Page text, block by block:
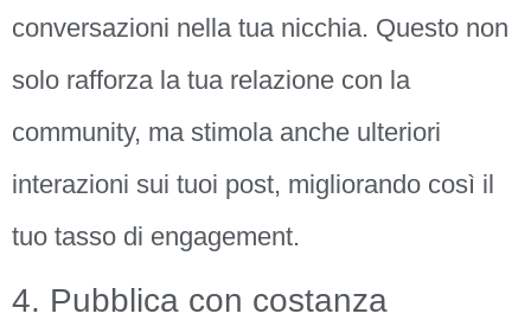
conversazioni nella tua nicchia. Questo non
solo rafforza la tua relazione con la
community, ma stimola anche ulteriori
interazioni sui tuoi post, migliorando così il
tuo tasso di engagement.
4. Pubblica con costanza